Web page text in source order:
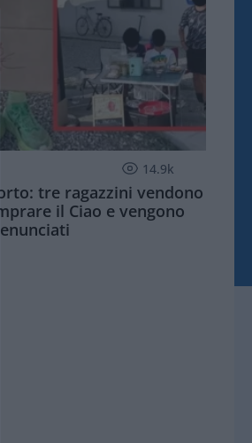
14.9k
tre ragazzini vendono
il Ciao e vengono
denunciati